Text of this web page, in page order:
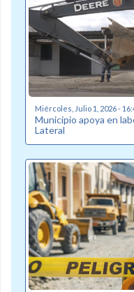
Miércoles, Julio 1, 2026 -
Municipio apoya en
Lateral